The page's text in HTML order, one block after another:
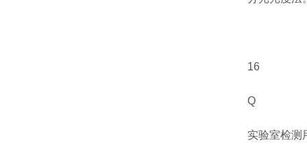
16
Q
实验室检测